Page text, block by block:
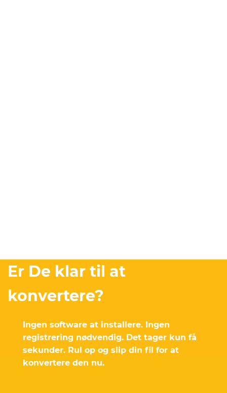
Er De klar til at
konvertere?
Ingen software at installere. Ingen
registrering nødvendig. Det tager kun få
sekunder. Rul op og slip din fil for at
konvertere den nu.